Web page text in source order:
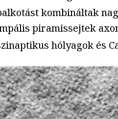
kombináltak
piramissejtek
hólyagok és